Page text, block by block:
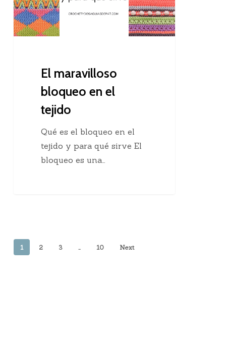
el
tejido
El maravilloso
bloqueo en el
tejido
Qué es el bloqueo en el
tejido y para qué sirve El
bloqueo es una…
1 2 3 … 10 Next